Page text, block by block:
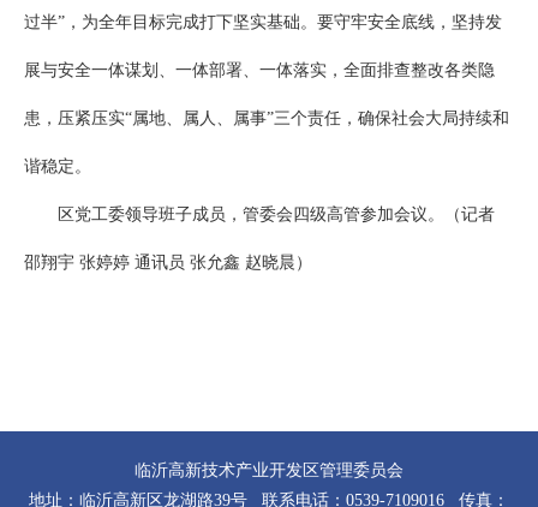
过半”，为全年目标完成打下坚实基础。要守牢安全底线，坚持发
展与安全一体谋划、一体部署、一体落实，全面排查整改各类隐
患，压紧压实“属地、属人、属事”三个责任，确保社会大局持续和
谐稳定。
区党工委领导班子成员，管委会四级高管参加会议。（记者
邵翔宇 张婷婷 通讯员 张允鑫 赵晓晨）
临沂高新技术产业开发区管理委员会
地址：临沂高新区龙湖路39号 联系电话：0539-7109016 传真：